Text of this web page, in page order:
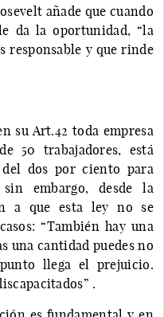
añade que cuando
da la oportunidad, “la
responsable y que rinde
su Art.42 toda empresa
50 trabajadores, está
dos por ciento para
sin embargo, desde la
a que esta ley no se
“También hay una
una cantidad puedes no
llega el prejuicio.
.